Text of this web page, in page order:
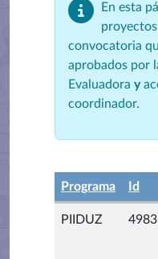
En esta
convocatoria
aprobados por
Evaluadora y
coordinador.
Programa Id
PIIDUZ 4983